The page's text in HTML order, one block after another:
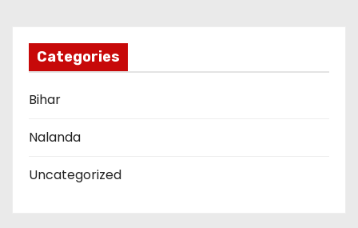
nCategories
Bihar
Nalanda
Uncategorized